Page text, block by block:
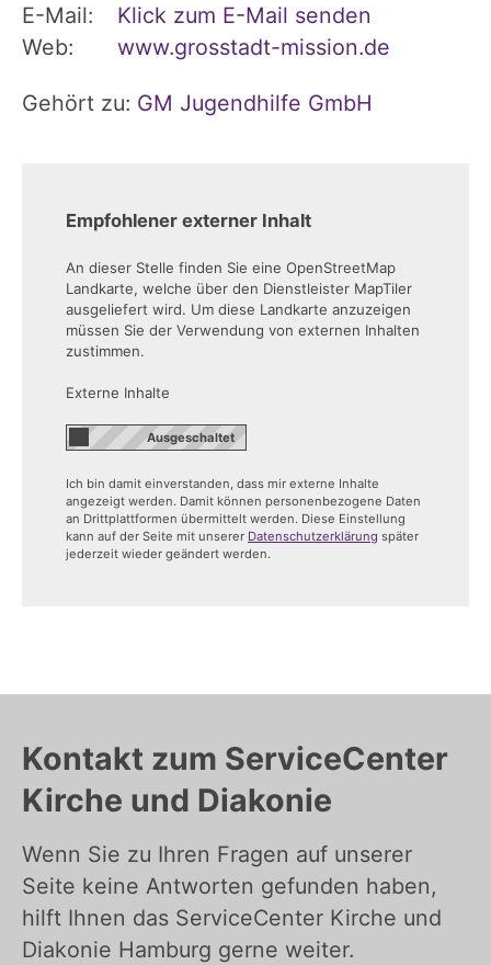
E-Mail:
Klick zum E-Mail senden
Web:
www.grosstadt-mission.de
Gehört zu: GM Jugendhilfe GmbH
Empfohlener externer Inhalt
An dieser Stelle finden Sie eine OpenStreetMap
Landkarte, welche über den Dienstleister MapTiler
ausgeliefert wird. Um diese Landkarte anzuzeigen
müssen Sie der Verwendung von externen Inhalten
zustimmen.
Externe Inhalte
Ich bin damit einverstanden, dass mir externe Inhalte
angezeigt werden. Damit können personenbezogene Daten
an Drittplattformen übermittelt werden. Diese Einstellung
kann auf der Seite mit unserer Datenschutzerklärung später
jederzeit wieder geändert werden.
Kontakt zum ServiceCenter
Kirche und Diakonie
Wenn Sie zu Ihren Fragen auf unserer
Seite keine Antworten gefunden haben,
hilft Ihnen das ServiceCenter Kirche und
Diakonie Hamburg gerne weiter.